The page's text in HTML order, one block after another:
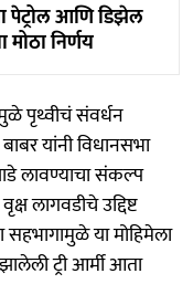
पेट्रोल आणि डिझेल
निर्णय
पृथ्वीचं संवर्धन
यांनी विधानसभा
लावण्याचा संकल्प
लागवडीचे उद्दिष्ट
सहभागामुळे या मोहिमेला
ट्री आर्मी आता